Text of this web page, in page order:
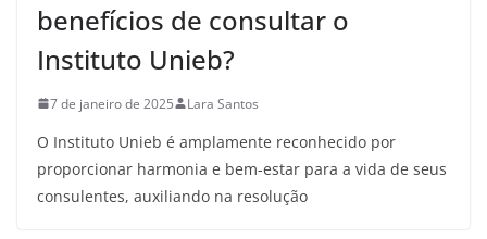
benefícios de consultar o
Instituto Unieb?
7 de janeiro de 2025 Lara Santos
O Instituto Unieb é amplamente reconhecido por
proporcionar harmonia e bem-estar para a vida de seus
consulentes, auxiliando na resolução